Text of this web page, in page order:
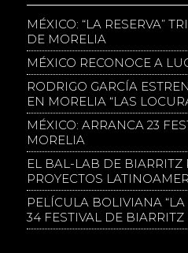
MÉXICO: “LA RESERVA”
DE MORELIA
MÉXICO RECONOCE A
RODRIGO GARCÍA
EN MORELIA “LAS
MÉXICO: ARRANCA 23
MORELIA
EL BAL-LAB DE BIARRITZ
PROYECTOS
PELÍCULA BOLIVIANA
34 FESTIVAL DE BIARRITZ